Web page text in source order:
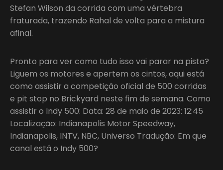
Stefan Wilson da corrida com uma vértebra
fraturada, trazendo Rahal de volta para a mistura
afinal.
Pronto para ver como tudo isso vai parar na pista?
Liguem os motores e apertem os cintos, aqui está
como assistir a competição oficial de 500 corridas
e pit stop no Brickyard neste fim de semana. Como
assistir o Indy 500: Data: 28 de maio de 2023: 12:45
Localização: Indianapolis Motor Speedway,
Indianapolis, INTV, NBC, Universo Tradução: Em que
canal está o Indy 500?